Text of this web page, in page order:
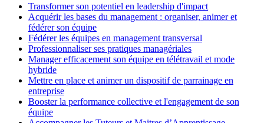
Transformer son potentiel en leadership d'impact
Acquérir les bases du management : organiser, animer et
fédérer son équipe
Fédérer les équipes en management transversal
Professionnaliser ses pratiques managériales
Manager efficacement son équipe en télétravail et mode
hybride
Mettre en place et animer un dispositif de parrainage en
entreprise
Booster la performance collective et l'engagement de son
équipe